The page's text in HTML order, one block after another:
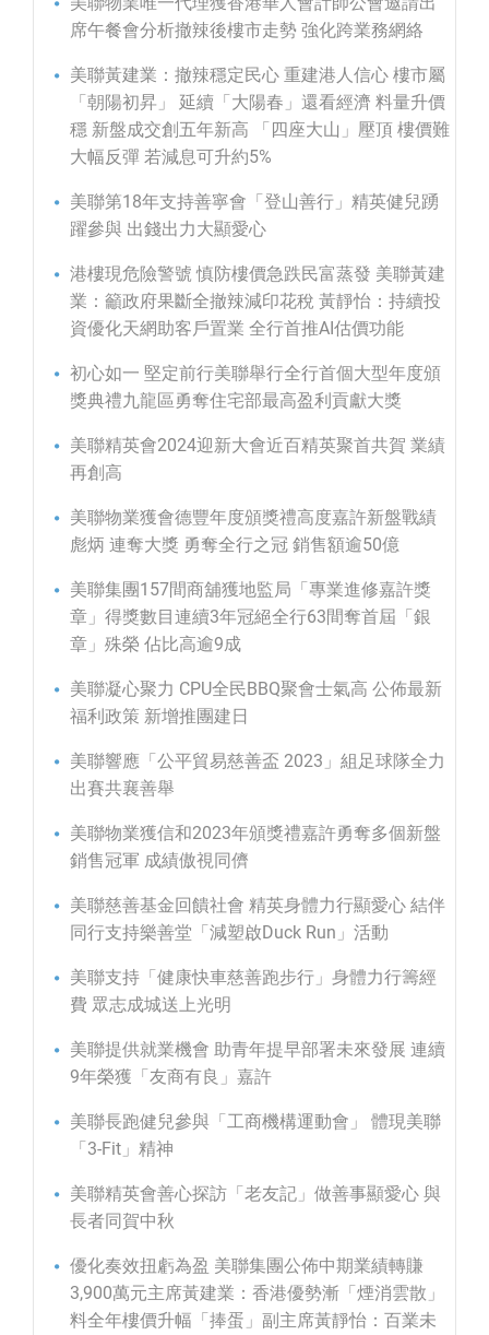
席午餐會分析撤辣後樓市走勢 強化跨業務網絡
美聯黃建業：撤辣穩定民心 重建港人信心 樓市屬
「朝陽初昇」 延續「大陽春」還看經濟 料量升價
穩 新盤成交創五年新高 「四座大山」壓頂 樓價難
大幅反彈 若減息可升約5%
美聯第18年支持善寧會「登山善行」精英健兒踴
躍參與 出錢出力大顯愛心
港樓現危險警號 慎防樓價急跌民富蒸發 美聯黃建
業：籲政府果斷全撤辣減印花稅 黃靜怡：持續投
資優化天網助客戶置業 全行首推AI估價功能
初心如一 堅定前行美聯舉行全行首個大型年度頒
獎典禮九龍區勇奪住宅部最高盈利貢獻大獎
美聯精英會2024迎新大會近百精英聚首共賀 業績
再創高
美聯物業獲會德豐年度頒獎禮高度嘉許新盤戰績
彪炳 連奪大獎 勇奪全行之冠 銷售額逾50億
美聯集團157間商舖獲地監局「專業進修嘉許獎
章」得獎數目連續3年冠絕全行63間奪首屆「銀
章」殊榮 佔比高逾9成
美聯凝心聚力 CPU全民BBQ聚會士氣高 公佈最新
福利政策 新增推團建日
美聯響應「公平貿易慈善盃 2023」組足球隊全力
出賽共襄善舉
美聯物業獲信和2023年頒獎禮嘉許勇奪多個新盤
銷售冠軍 成績傲視同儕
美聯慈善基金回饋社會 精英身體力行顯愛心 結伴
同行支持樂善堂「減塑啟Duck Run」活動
美聯支持「健康快車慈善跑步行」身體力行籌經
費 眾志成城送上光明
美聯提供就業機會 助青年提早部署未來發展 連續
9年榮獲「友商有良」嘉許
美聯長跑健兒參與「工商機構運動會」 體現美聯
「3-Fit」精神
美聯精英會善心探訪「老友記」做善事顯愛心 與
長者同賀中秋
優化奏效扭虧為盈 美聯集團公佈中期業績轉賺
3,900萬元主席黃建業：香港優勢漸「煙消雲散」
料全年樓價升幅「捧蛋」副主席黃靜怡：百業未